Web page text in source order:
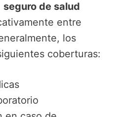
seguro de salud
entre
los
coberturas: